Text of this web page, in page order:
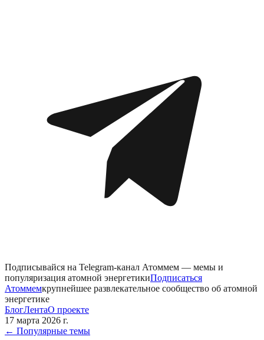
Подписывайся на Telegram-канал Атоммем — мемы и
популяризация атомной энергетикиПодписаться
Атоммемкрупнейшее развлекательное сообщество об атомной
энергетике
БлогЛентаО проекте
17 марта 2026 г.
← Популярные темы